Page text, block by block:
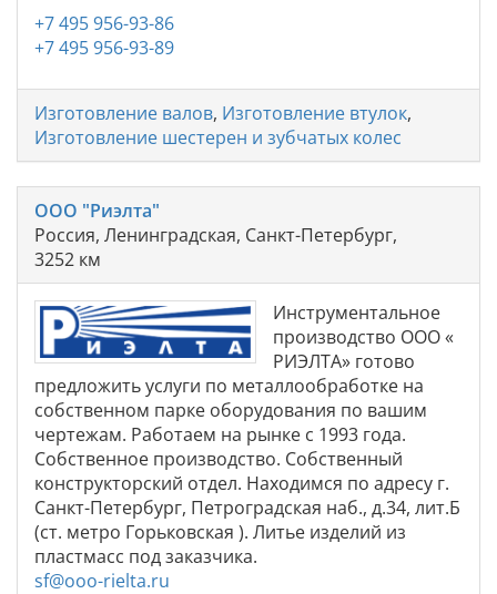
+7 495 956-93-86
+7 495 956-93-89
Изготовление валов, Изготовление втулок,
Изготовление шестерен и зубчатых колес
ООО "Риэлта"
Россия, Ленинградская, Санкт-Петербург,
3252 км
Инструментальное
производство ООО «
РИЭЛТА» готово
предложить услуги по металлообработке на
собственном парке оборудования по вашим
чертежам. Работаем на рынке с 1993 года.
Собственное производство. Собственный
конструкторский отдел. Находимся по адресу г.
Санкт-Петербург, Петроградская наб., д.34, лит.Б
(ст. метро Горьковская ). Литье изделий из
пластмасс под заказчика.
sf@ooo-rielta.ru